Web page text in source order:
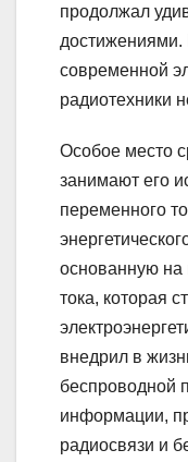
продолжал
достижениями.
современной
радиотехники
Особое место
занимают его
переменного
основанную на
тока, которая
внедрил в
беспроводной
информации,
радиосвязи и